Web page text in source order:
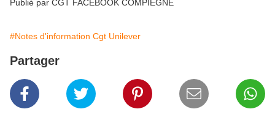
Publié par CGT FACEBOOK COMPIEGNE
#Notes d'information Cgt Unilever
Partager